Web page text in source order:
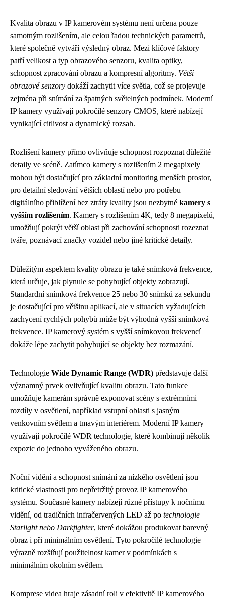
Kvalita obrazu v IP kamerovém systému není určena pouze
samotným rozlišením, ale celou řadou technických parametrů,
které společně vytváří výsledný obraz. Mezi klíčové faktory
patří velikost a typ obrazového senzoru, kvalita optiky,
schopnost zpracování obrazu a kompresní algoritmy. Větší
obrazové senzory dokáží zachytit více světla, což se projevuje
zejména při snímání za špatných světelných podmínek. Moderní
IP kamery využívají pokročilé senzory CMOS, které nabízejí
vynikající citlivost a dynamický rozsah.
Rozlišení kamery přímo ovlivňuje schopnost rozpoznat důležité
detaily ve scéně. Zatímco kamery s rozlišením 2 megapixely
mohou být dostačující pro základní monitoring menších prostor,
pro detailní sledování větších oblastí nebo pro potřebu
digitálního přiblížení bez ztráty kvality jsou nezbytné kamery s
vyšším rozlišením. Kamery s rozlišením 4K, tedy 8 megapixelů,
umožňují pokrýt větší oblast při zachování schopnosti rozeznat
tváře, poznávací značky vozidel nebo jiné kritické detaily.
Důležitým aspektem kvality obrazu je také snímková frekvence,
která určuje, jak plynule se pohybující objekty zobrazují.
Standardní snímková frekvence 25 nebo 30 snímků za sekundu
je dostačující pro většinu aplikací, ale v situacích vyžadujících
zachycení rychlých pohybů může být výhodná vyšší snímková
frekvence. IP kamerový systém s vyšší snímkovou frekvencí
dokáže lépe zachytit pohybující se objekty bez rozmazání.
Technologie Wide Dynamic Range (WDR) představuje další
významný prvek ovlivňující kvalitu obrazu. Tato funkce
umožňuje kamerám správně exponovat scény s extrémními
rozdíly v osvětlení, například vstupní oblasti s jasným
venkovním světlem a tmavým interiérem. Moderní IP kamery
využívají pokročilé WDR technologie, které kombinují několik
expozic do jednoho vyváženého obrazu.
Noční vidění a schopnost snímání za nízkého osvětlení jsou
kritické vlastnosti pro nepřetržitý provoz IP kamerového
systému. Současné kamery nabízejí různé přístupy k nočnímu
vidění, od tradičních infračervených LED až po technologie
Starlight nebo Darkfighter, které dokážou produkovat barevný
obraz i při minimálním osvětlení. Tyto pokročilé technologie
výrazně rozšiřují použitelnost kamer v podmínkách s
minimálním okolním světlem.
Komprese videa hraje zásadní roli v efektivitě IP kamerového